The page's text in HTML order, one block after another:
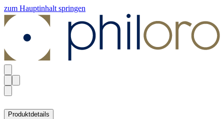
zum Hauptinhalt springen
Produktdetails